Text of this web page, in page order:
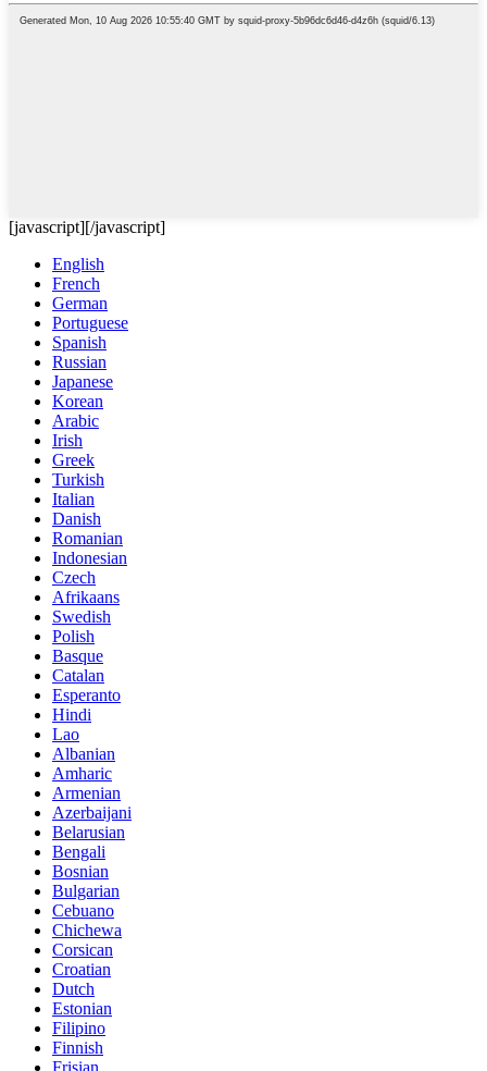
[javascript][/javascript]
English
French
German
Portuguese
Spanish
Russian
Japanese
Korean
Arabic
Irish
Greek
Turkish
Italian
Danish
Romanian
Indonesian
Czech
Afrikaans
Swedish
Polish
Basque
Catalan
Esperanto
Hindi
Lao
Albanian
Amharic
Armenian
Azerbaijani
Belarusian
Bengali
Bosnian
Bulgarian
Cebuano
Chichewa
Corsican
Croatian
Dutch
Estonian
Filipino
Finnish
Frisian